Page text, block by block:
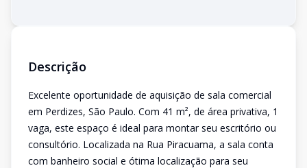
Descrição
Excelente oportunidade de aquisição de sala comercial
em Perdizes, São Paulo. Com 41 m², de área privativa, 1
vaga, este espaço é ideal para montar seu escritório ou
consultório. Localizada na Rua Piracuama, a sala conta
com banheiro social e ótima localização para seu